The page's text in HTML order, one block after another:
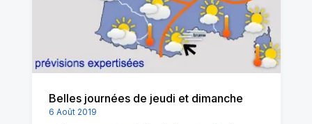
Belles journées de jeudi et dimanche
6 Août 2019